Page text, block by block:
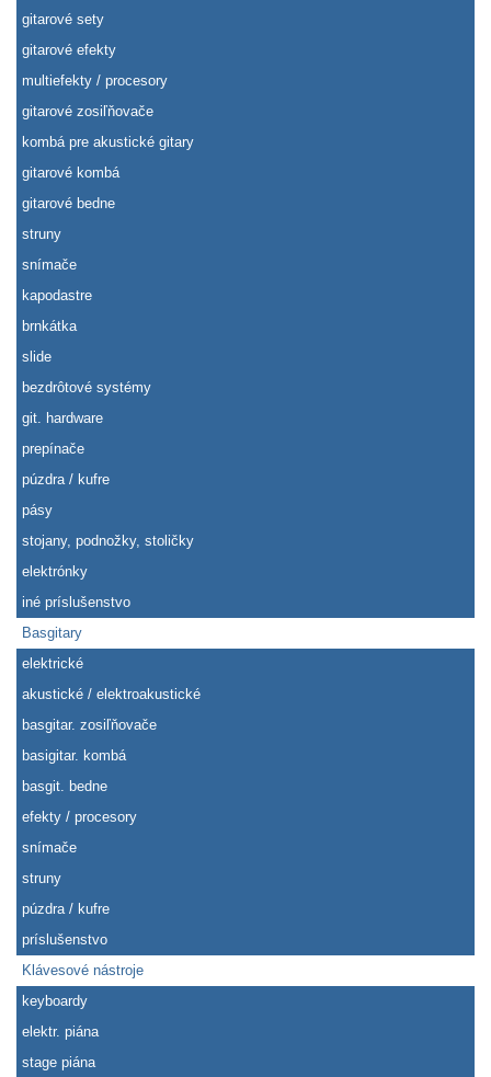
gitarové sety
gitarové efekty
multiefekty / procesory
gitarové zosiľňovače
kombá pre akustické gitary
gitarové kombá
gitarové bedne
struny
snímače
kapodastre
brnkátka
slide
bezdrôtové systémy
git. hardware
prepínače
púzdra / kufre
pásy
stojany, podnožky, stoličky
elektrónky
iné príslušenstvo
Basgitary
elektrické
akustické / elektroakustické
basgitar. zosiľňovače
basigitar. kombá
basgit. bedne
efekty / procesory
snímače
struny
púzdra / kufre
príslušenstvo
Klávesové nástroje
keyboardy
elektr. piána
stage piána